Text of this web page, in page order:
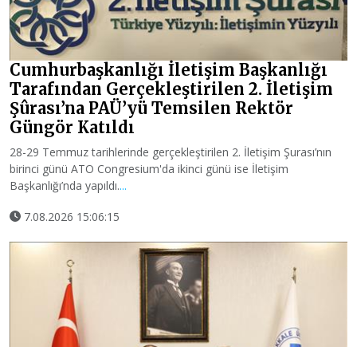
Cumhurbaşkanlığı İletişim Başkanlığı
Tarafından Gerçekleştirilen 2. İletişim
Şûrası’na PAÜ’yü Temsilen Rektör
Güngör Katıldı
28-29 Temmuz tarihlerinde gerçekleştirilen 2. İletişim Şurası’nın
birinci günü ATO Congresium'da ikinci günü ise İletişim
Başkanlığı’nda yapıldı....
7.08.2026 15:06:15